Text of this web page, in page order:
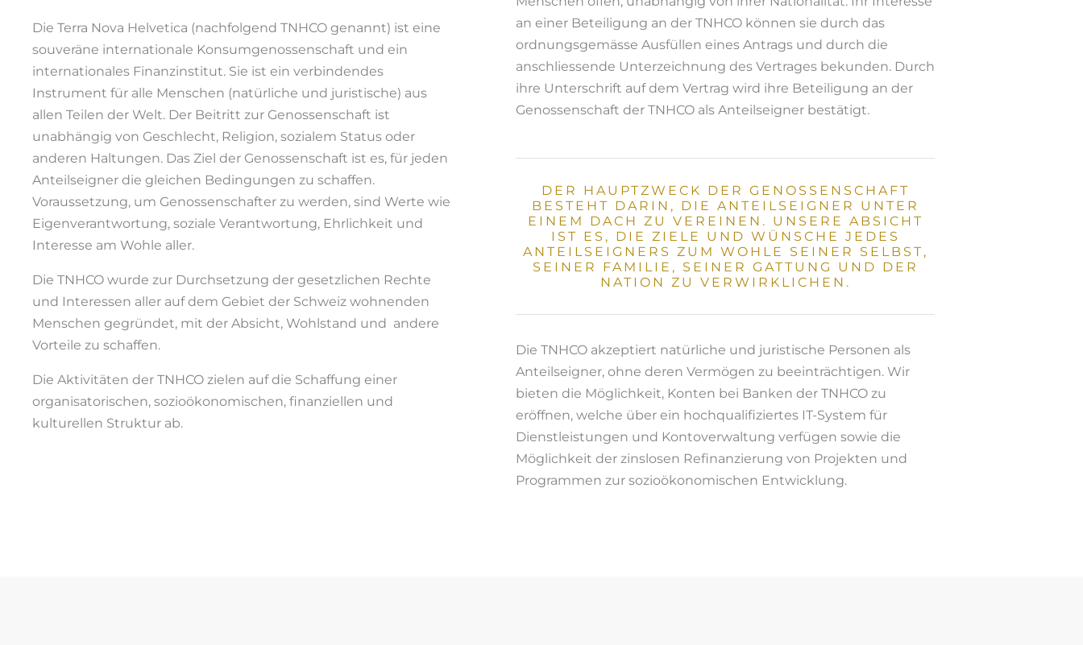
Die Terra Nova Helvetica (nachfolgend TNHCO genannt) ist eine
souveräne internationale Konsumgenossenschaft und ein
internationales Finanzinstitut. Sie ist ein verbindendes
Instrument für alle Menschen (natürliche und juristische) aus
allen Teilen der Welt. Der Beitritt zur Genossenschaft ist
unabhängig von Geschlecht, Religion, sozialem Status oder
anderen Haltungen. Das Ziel der Genossenschaft ist es, für jeden
Anteilseigner die gleichen Bedingungen zu schaffen.
Voraussetzung, um Genossenschafter zu werden, sind Werte wie
Eigenverantwortung, soziale Verantwortung, Ehrlichkeit und
Interesse am Wohle aller.
Die TNHCO wurde zur Durchsetzung der gesetzlichen Rechte
und Interessen aller auf dem Gebiet der Schweiz wohnenden
Menschen gegründet, mit der Absicht, Wohlstand und andere
Vorteile zu schaffen.
Die Aktivitäten der TNHCO zielen auf die Schaffung einer
organisatorischen, sozioökonomischen, finanziellen und
kulturellen Struktur ab.
an einer Beteiligung an der TNHCO können sie durch das
ordnungsgemässe Ausfüllen eines Antrags und durch die
anschliessende Unterzeichnung des Vertrages bekunden. Durch
ihre Unterschrift auf dem Vertrag wird ihre Beteiligung an der
Genossenschaft der TNHCO als Anteilseigner bestätigt.
DER HAUPTZWECK DER GENOSSENSCHAFT
BESTEHT DARIN, DIE ANTEILSEIGNER UNTER
EINEM DACH ZU VEREINEN. UNSERE ABSICHT
IST ES, DIE ZIELE UND WÜNSCHE JEDES
ANTEILSEIGNERS ZUM WOHLE SEINER SELBST,
SEINER FAMILIE, SEINER GATTUNG UND DER
NATION ZU VERWIRKLICHEN.
Die TNHCO akzeptiert natürliche und juristische Personen als
Anteilseigner, ohne deren Vermögen zu beeinträchtigen. Wir
bieten die Möglichkeit, Konten bei Banken der TNHCO zu
eröffnen, welche über ein hochqualifiziertes IT-System für
Dienstleistungen und Kontoverwaltung verfügen sowie die
Möglichkeit der zinslosen Refinanzierung von Projekten und
Programmen zur sozioökonomischen Entwicklung.